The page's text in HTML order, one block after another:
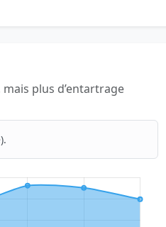
plus d’entartrage